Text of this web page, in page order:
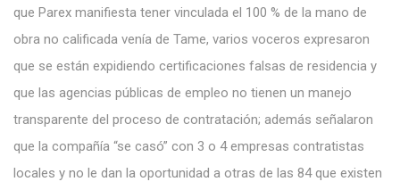
que Parex manifiesta tener vinculada el 100 % de la mano de
obra no calificada venía de Tame, varios voceros expresaron
que se están expidiendo certificaciones falsas de residencia y
que las agencias públicas de empleo no tienen un manejo
transparente del proceso de contratación; además señalaron
que la compañía “se casó” con 3 o 4 empresas contratistas
locales y no le dan la oportunidad a otras de las 84 que existen